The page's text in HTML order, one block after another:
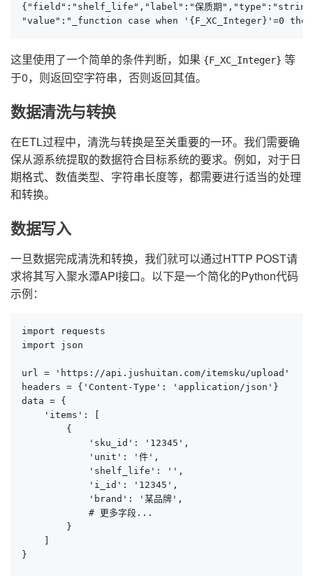
{"field":"shelf_life","label":"保质期
"value":"_function case when '{F_XC_Integer}'=0
这里使用了一个简单的条件判断，如果 {F_XC_Integer} 等
于0，则返回空字符串，否则返回其值。
数据清洗与转换
在ETL过程中，清洗与转换是至关重要的一环。我们需要确
保从源系统提取的数据符合目标系统的要求。例如，对于日
期格式、数值类型、字符串长度等，都需要进行适当的处理
和转换。
数据写入
一旦数据完成清洗和转换，我们就可以通过HTTP POST请
求将其写入聚水潭API接口。以下是一个简化的Python代码
示例：
import requests
import json
url = 'https://api.jushuitan.com/itemsku/upload'
headers = {'Content-Type': 'application/json'}
data = {
    'items': [
        {
            'sku_id': '12345',
            'unit': '件',
            'shelf_life': '',
            'i_id': '12345',
            'brand': '某品牌',
            # 更多字段...
        }
    ]
}